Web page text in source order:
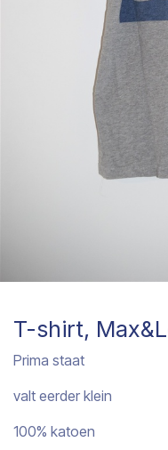
T-shirt,
Prima staat
valt eerder klein
100% katoen